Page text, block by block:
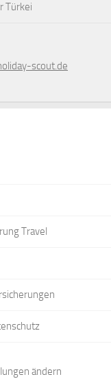
Türkei
Travel
ändern